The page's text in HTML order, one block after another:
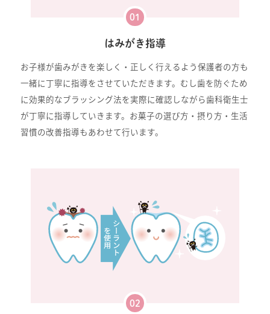
01
はみがき指導
お子様が歯みがきを楽しく・正しく行えるよう保護者の方も
一緒に丁寧に指導をさせていただきます。むし歯を防ぐため
に効果的なブラッシング法を実際に確認しながら歯科衛生士
が丁寧に指導していきます。お菓子の選び方・摂り方・生活
習慣の改善指導もあわせて行います。
02